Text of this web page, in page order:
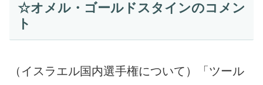
☆オメル・ゴールドスタインのコメン
ト
（イスラエル国内選手権について）「ツール